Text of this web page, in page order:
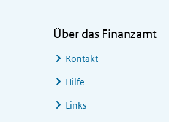
Über das Finanzamt
Kontakt
Hilfe
Links